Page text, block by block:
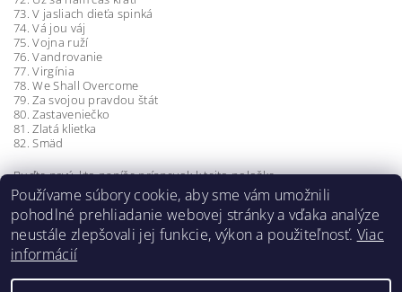
73. V jasliach dieťa spinká
74. Vá jou váj
75. Vojna ruží
76. Vandrovanie
77. Virgínia
78. We Shall Overcome
79. Za svojou pravdou štát
80. Zastaveniečko
81. Zlatá klietka
82. Smäd
Buďte prvý, kto napíše príspevok k tejto položke.
Pridať komentár
Používame súbory cookie, aby sme vám umožnili
pohodlné prehliadanie webovej stránky a vďaka analýze
neustále zlepšovali jej funkcie, výkon a použiteľnosť. Viac
informácií